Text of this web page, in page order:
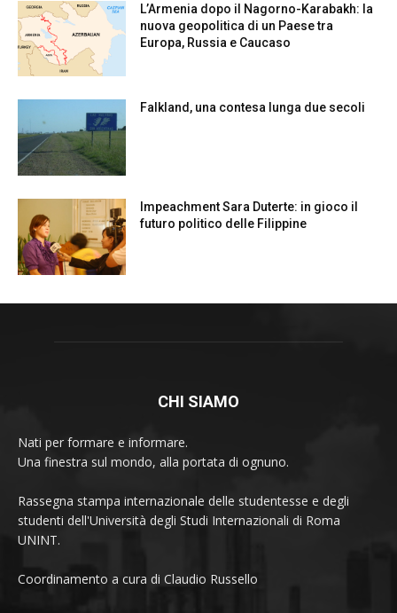
L’Armenia dopo il Nagorno-Karabakh: la
nuova geopolitica di un Paese tra
Europa, Russia e Caucaso
Falkland, una contesa lunga due secoli
Impeachment Sara Duterte: in gioco il
futuro politico delle Filippine
CHI SIAMO
Nati per formare e informare.
Una finestra sul mondo, alla portata di ognuno.
Rassegna stampa internazionale delle studentesse e degli
studenti dell'Università degli Studi Internazionali di Roma
UNINT.
Coordinamento a cura di Claudio Russello